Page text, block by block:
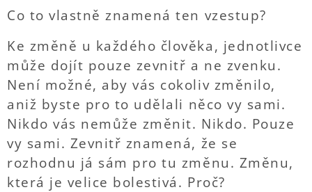
Co to vlastně znamená ten vzestup?
Ke změně u každého člověka, jednotlivce
může dojít pouze zevnitř a ne zvenku.
Není možné, aby vás cokoliv změnilo,
aniž byste pro to udělali něco vy sami.
Nikdo vás nemůže změnit. Nikdo. Pouze
vy sami. Zevnitř znamená, že se
rozhodnu já sám pro tu změnu. Změnu,
která je velice bolestivá. Proč?